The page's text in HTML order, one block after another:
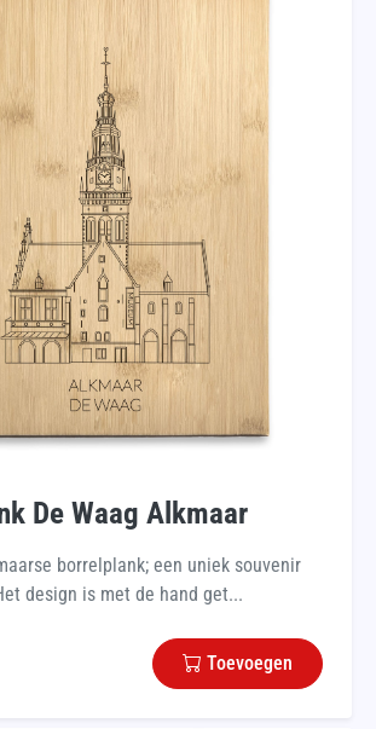
De Waag Alkmaar
borrelplank; een uniek souvenir
design is met de hand get...
Toevoegen